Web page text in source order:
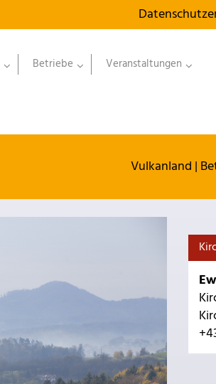
Betriebe Veranstaltungen
Vulkanland |